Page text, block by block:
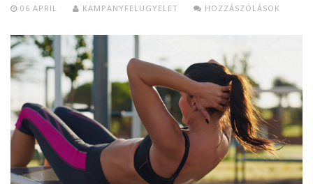
06 APRIL KAMPANYFELUGYELET HOZZÁSZÓLÁSOK